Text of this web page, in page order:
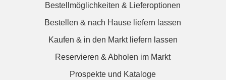
Bestellmöglichkeiten & Lieferoptionen
Bestellen & nach Hause liefern lassen
Kaufen & in den Markt liefern lassen
Reservieren & Abholen im Markt
Prospekte und Kataloge